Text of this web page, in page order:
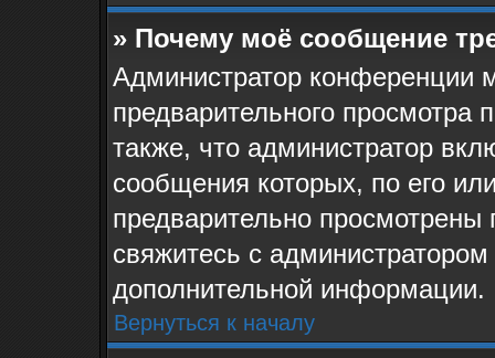
» Почему моё сообщение
Администратор конференции
предварительного
также, что администратор
сообщения которых, по его
предварительно
свяжитесь с
дополнительной информации.
Вернуться к началу